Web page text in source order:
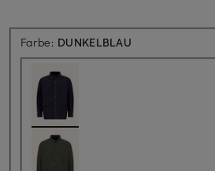
Farbe: DUNKELBLAU